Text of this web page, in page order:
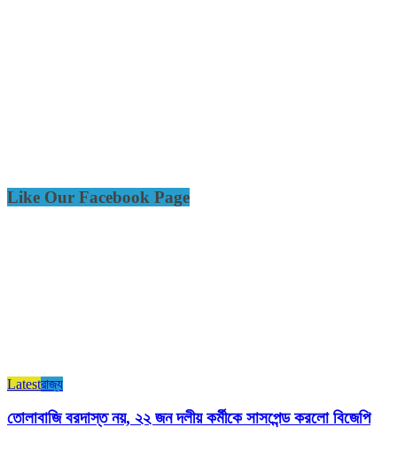
Like Our Facebook Page
Latestরাজ্য​
তোলাবাজি বরদাস্ত নয়, ২২ জন দলীয় কর্মীকে সাসপেন্ড করলো বিজেপি